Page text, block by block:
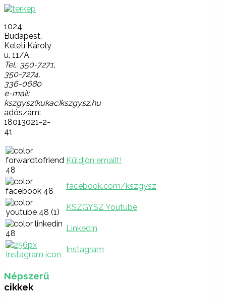
1024
Budapest,
Keleti Károly
u. 11/A.
Tel.: 350-7271,
350-7274,
336-0680
e-mail:
kszgysz(kukac)kszgysz.hu
adószám:
18013021-2-
41
Küldjön emailt!
facebook.com/kszgysz
KSZGYSZ Youtube
LinkedIn
Instagram
Népszerű
cikkek